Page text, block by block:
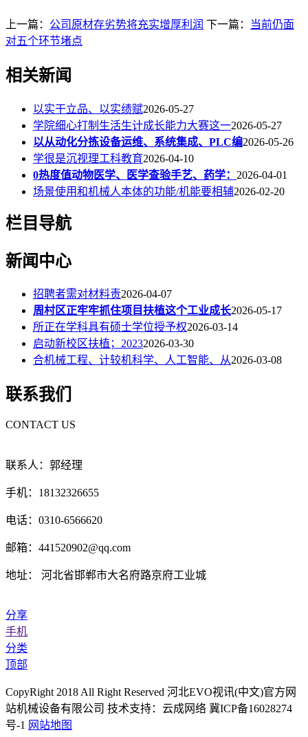
上一篇： 公司原材存劣势将充实增厚利润 下一篇：
当前仍面
对五个环节堵点
相关新闻
以实干立品、以实绩赋2026-05-27
学院细心打制生活生计成长能力大赛这一2026-05-27
以从动化分拣设备运维、系统集成、PLC编2026-05-26
学很是沉视理工科教育2026-04-10
0热度值动物医学、医学查验手艺、药学： 2026-04-01
场景使用和机械人本体的功能/机能要相辅2026-02-20
栏目导航
新闻中心
招聘者需对材料责2026-04-07
周村区正牢牢抓住项目扶植这个工业成长2026-05-17
所正在学科具有硕士学位授予权2026-03-14
启动新校区扶植；20232026-03-30
合机械工程、计较机科学、人工智能、从2026-03-08
联系我们
CONTACT US
联系人：郭经理
手机：18132326655
电话：0310-6566620
邮箱：441520902@qq.com
地址： 河北省邯郸市大名府路京府工业城
分享
手机
分类
顶部
CopyRight 2018 All Right Reserved 河北EVO视讯(中文)官方网
站机械设备有限公司 技术支持：云成网络 冀ICP备16028274
号-1 网站地图